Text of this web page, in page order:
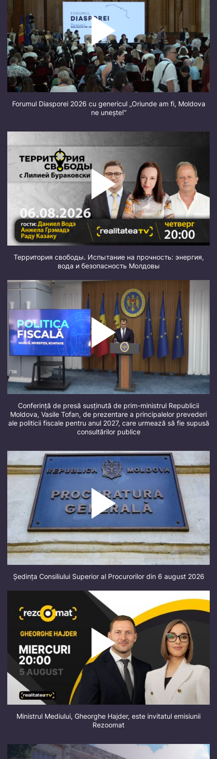
Forumul Diasporei 2026 cu genericul „Oriunde am fi, Moldova
ne unește!”
Территория свободы. Испытание на прочность: энергия,
вода и безопасность Молдовы
Conferință de presă susținută de prim-ministrul Republicii
Moldova, Vasile Tofan, de prezentare a principalelor prevederi
ale politicii fiscale pentru anul 2027, care urmează să fie supusă
consultărilor publice
Ședința Consiliului Superior al Procurorilor din 6 august 2026
Ministrul Mediului, Gheorghe Hajder, este invitatul emisiunii
Rezoomat